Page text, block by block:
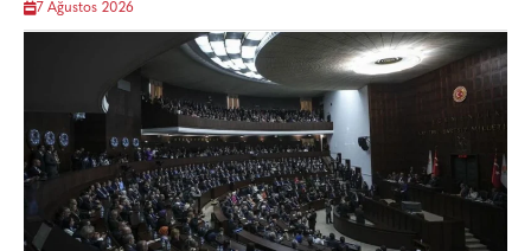
7 Ağustos 2026